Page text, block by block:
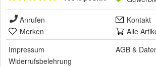
Anrufen
Kontakt
Merken
Alle
Impressum
AGB &
Widerrufsbelehrung